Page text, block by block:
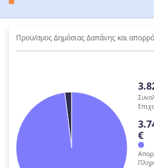
Προϋ/σμος Δημόσιας Δαπάνης και
€